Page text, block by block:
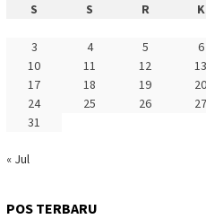
S
S R K
3
4 5 6
10
11 12 13
17
18 19 20
24
25 26 27
31
« Jul
POS TERBARU